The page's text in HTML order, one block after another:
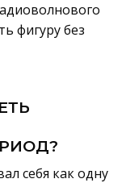
фигуру без
себя как одну